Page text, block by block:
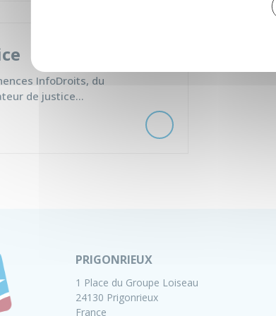
InfoDroits, du
de justice...
PRIGONRIEUX
1 Place du Groupe Loiseau
24130 Prigonrieux
France